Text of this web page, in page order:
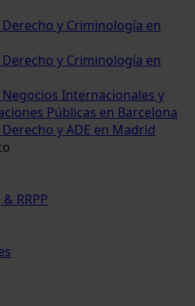
y Criminología en
y Criminología en
Internacionales y
Públicas en Barcelona
y ADE en Madrid
RRPP